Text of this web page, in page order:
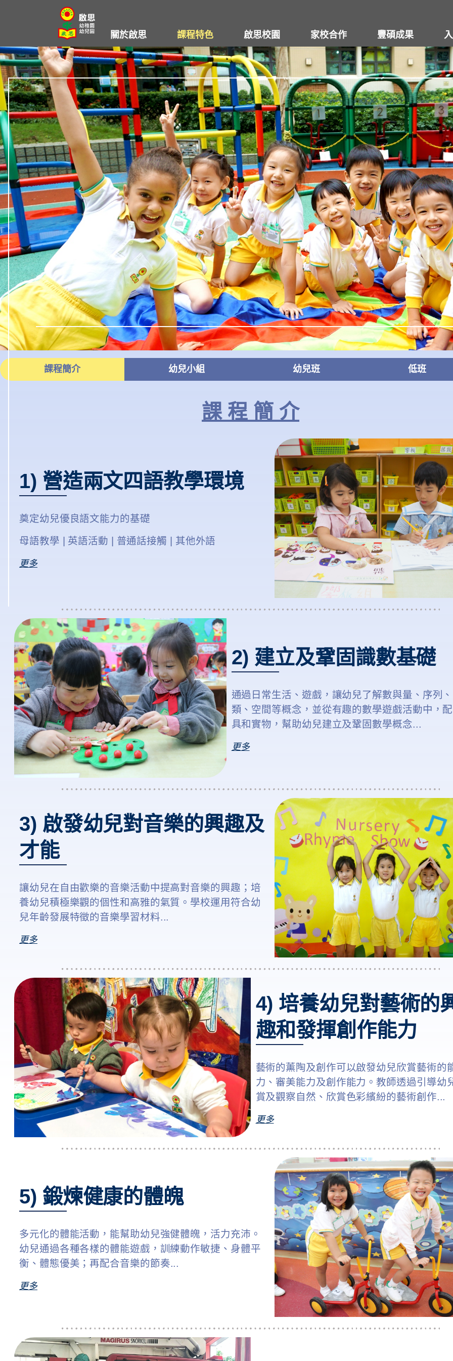
關於啟思 課程特色 啟思校園 家校合作 豐碩成果
課程簡介 幼兒小組 幼兒班 低班
課 程 簡 介
1) 營造兩文四語教學環境
奠定幼兒優良語文能力的基礎
母語教學 | 英語活動 | 普通話接觸 | 其他外語
更多
2) 建立及鞏固識數基礎
通過日常生活、遊戲，讓幼兒了解數與量、序列
類、空間等概念，並從有趣的數學遊戲活動中，
具和實物， 幫助幼兒建立及鞏固數學概念...
更多
3) 啟發幼兒對音樂的興趣及
才能
讓幼兒在自由歡樂的音樂活動中提高對音樂的興趣；培
養幼兒積極樂觀的個性和高雅的氣質。學校運用符合幼
兒年齡發展特徵的音樂學習材料...
更多
4) 培養幼兒對藝術的
趣和發揮創作能力
藝術的薰陶及創作可以啟發幼兒欣賞藝術的
力、審美能力及創作能力。教師透過引導幼
賞及觀察自然、欣賞色彩繽紛的藝術創作...
更多
5) 鍛煉健康的體魄
多元化的體能活動，能幫助幼兒強健體魄，活力充沛。
幼兒通過各種各樣的體能遊戲，訓練動作敏捷、身體平
衡、體態優美；再配合音樂的節奏...
更多